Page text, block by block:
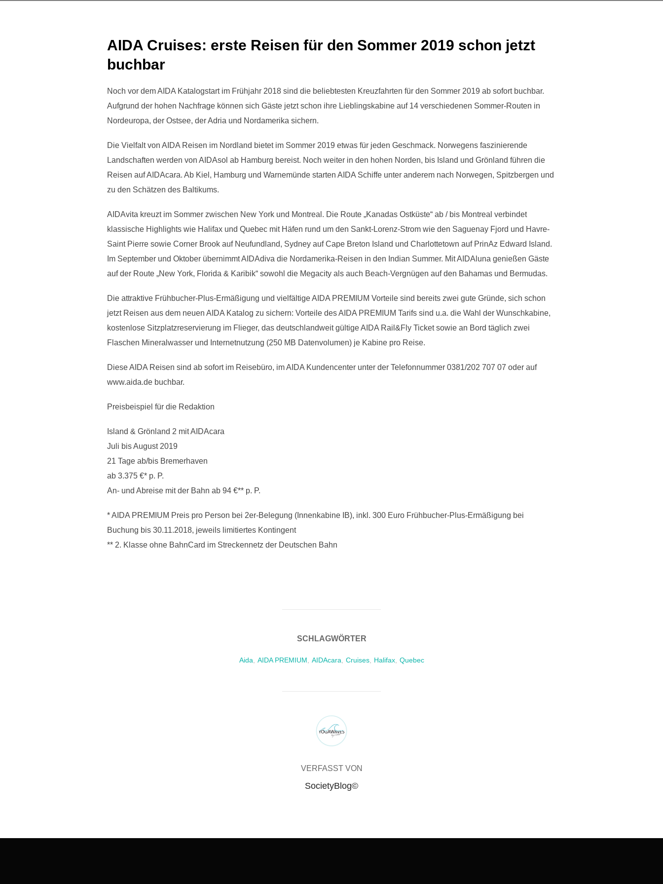
AIDA Cruises: erste Reisen für den Sommer 2019 schon jetzt
buchbar
Noch vor dem AIDA Katalogstart im Frühjahr 2018 sind die beliebtesten Kreuzfahrten für den Sommer 2019 ab sofort buchbar.
Aufgrund der hohen Nachfrage können sich Gäste jetzt schon ihre Lieblingskabine auf 14 verschiedenen Sommer-Routen in
Nordeuropa, der Ostsee, der Adria und Nordamerika sichern.
Die Vielfalt von AIDA Reisen im Nordland bietet im Sommer 2019 etwas für jeden Geschmack. Norwegens faszinierende
Landschaften werden von AIDAsol ab Hamburg bereist. Noch weiter in den hohen Norden, bis Island und Grönland führen die
Reisen auf AIDAcara. Ab Kiel, Hamburg und Warnemünde starten AIDA Schiffe unter anderem nach Norwegen, Spitzbergen und
zu den Schätzen des Baltikums.
AIDAvita kreuzt im Sommer zwischen New York und Montreal. Die Route „Kanadas Ostküste“ ab / bis Montreal verbindet
klassische Highlights wie Halifax und Quebec mit Häfen rund um den Sankt-Lorenz-Strom wie den Saguenay Fjord und Havre-
Saint Pierre sowie Corner Brook auf Neufundland, Sydney auf Cape Breton Island und Charlottetown auf PrinAz Edward Island.
Im September und Oktober übernimmt AIDAdiva die Nordamerika-Reisen in den Indian Summer. Mit AIDAluna genießen Gäste
auf der Route „New York, Florida & Karibik“ sowohl die Megacity als auch Beach-Vergnügen auf den Bahamas und Bermudas.
Die attraktive Frühbucher-Plus-Ermäßigung und vielfältige AIDA PREMIUM Vorteile sind bereits zwei gute Gründe, sich schon
jetzt Reisen aus dem neuen AIDA Katalog zu sichern: Vorteile des AIDA PREMIUM Tarifs sind u.a. die Wahl der Wunschkabine,
kostenlose Sitzplatzreservierung im Flieger, das deutschlandweit gültige AIDA Rail&Fly Ticket sowie an Bord täglich zwei
Flaschen Mineralwasser und Internetnutzung (250 MB Datenvolumen) je Kabine pro Reise.
Diese AIDA Reisen sind ab sofort im Reisebüro, im AIDA Kundencenter unter der Telefonnummer 0381/202 707 07 oder auf
www.aida.de buchbar.
Preisbeispiel für die Redaktion
Island & Grönland 2 mit AIDAcara
Juli bis August 2019
21 Tage ab/bis Bremerhaven
ab 3.375 €* p. P.
An- und Abreise mit der Bahn ab 94 €** p. P.
* AIDA PREMIUM Preis pro Person bei 2er-Belegung (Innenkabine IB), inkl. 300 Euro Frühbucher-Plus-Ermäßigung bei
Buchung bis 30.11.2018, jeweils limitiertes Kontingent
** 2. Klasse ohne BahnCard im Streckennetz der Deutschen Bahn
SCHLAGWÖRTER
Aida AIDA PREMIUM AIDAcara Cruises, Halifax, Quebec
BEITRAGSAUTOR
VERFASST VON
SocietyBlog©